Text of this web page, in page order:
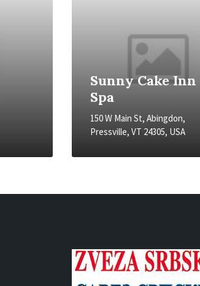
Sunny Cake Inn
Spa
150 W Main St, Abingdon,
Pressville, VT 24305, USA